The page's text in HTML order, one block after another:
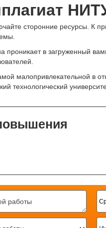
сторонние ресурсы. К
проникает в загруженный
малопривлекательной в
технологический